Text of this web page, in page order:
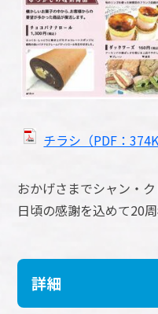
チラシ（PDF：
おかげさまでシャン・
日頃の感謝を込めて20
詳細